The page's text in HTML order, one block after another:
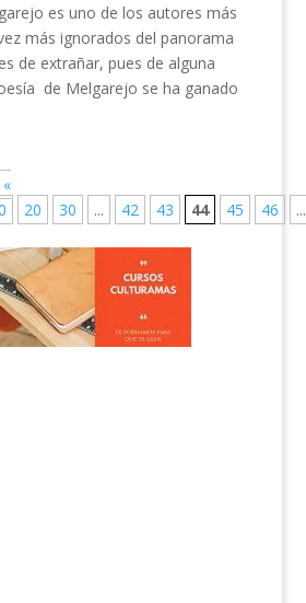
es uno de los autores más
más ignorados del panorama
de extrañar, pues de alguna
de Melgarejo se ha ganado
«
20 30 ... 42 43 44 45 46
...